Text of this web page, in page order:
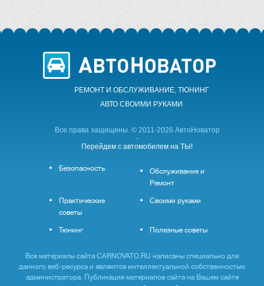
РЕМОНТ И ОБСЛУЖИВАНИЕ, ТЮНИНГ
АВТО CВОИМИ РУКАМИ
Все права защищены. © 2011-2026 АвтоНоватор
-
Перейдем с автомобилем на ТЫ!
Безопасность
Обслуживание и
Ремонт
Практические
советы
Своими руками
Тюнинг Полезные советы
Все материалы сайта CARNOVATO.RU написаны специально для
данного веб-ресурса и являются интеллектуальной собственностью
администратора. Публикация материалов сайта на Вашем сайте